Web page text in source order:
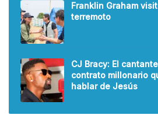
Franklin Graham
terremoto
CJ Bracy: El
contrato millonario
hablar de Jesús